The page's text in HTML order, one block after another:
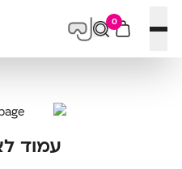
פתח תפריט
0
עמוד